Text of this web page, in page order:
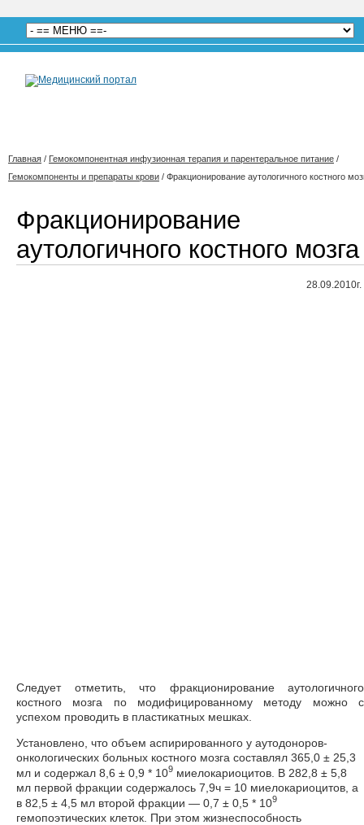
Главная / Гемокомпонентная инфузионная терапия и парентеральное питание /
Гемокомпоненты и препараты крови / Фракционирование аутологичного костного
Фракционирование
аутологичного костного мозга
28.09.2010г.
Следует отметить, что фракционирование аутологичного
костного мозга по модифицированному методу можно с
успехом проводить в пластикатных мешках.
Установлено, что объем аспирированного у аутодоноров-
онкологических больных костного мозга составлял 365,0 ± 25,3
мл и содержал 8,6 ± 0,9 * 109 миелокариоцитов. В 282,8 ± 5,8
мл первой фракции содержалось 7,9ч = 10 миелокариоцитов, а
в 82,5 ± 4,5 мл второй фракции — 0,7 ± 0,5 * 109
гемопоэтических клеток. При этом жизнеспособность